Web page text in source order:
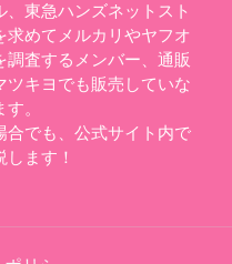
東急ハンズネットスト
求めてメルカリやヤフオ
調査するメンバー、通販
ツキヨでも販売していな
。
合でも、公式サイト内で
ます！